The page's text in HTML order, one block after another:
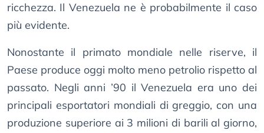
ricchezza. Il Venezuela ne è probabilmente il caso
più evidente.
Nonostante il primato mondiale nelle riserve, il
Paese produce oggi molto meno petrolio rispetto al
passato. Negli anni ’90 il Venezuela era uno dei
principali esportatori mondiali di greggio, con una
produzione superiore ai 3 milioni di barili al giorno,